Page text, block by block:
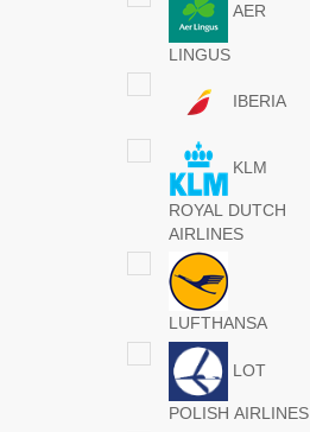
AER
LINGUS
IBERIA
KLM
ROYAL DUTCH
AIRLINES
LUFTHANSA
LOT
POLISH AIRLINES